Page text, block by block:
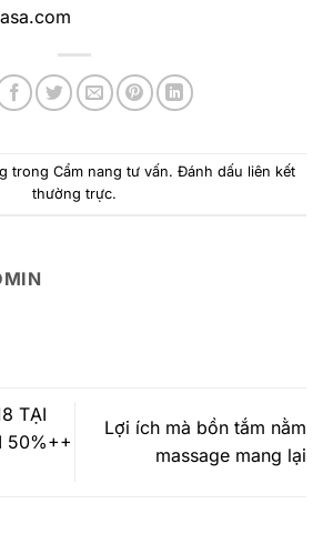
trong Cẩm nang tư vấn. Đánh dấu liên kết
thường trực.
TẠI
50%++
Lợi ích mà bồn tắm nằm
massage mang lại